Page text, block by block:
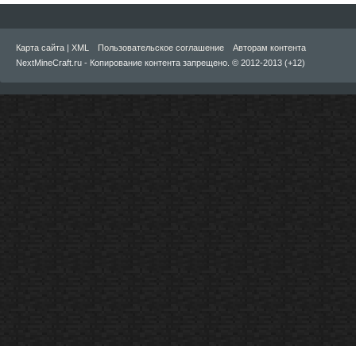
Карта сайта | XML Пользовательское соглашение
Авторам контента
NextMineCraft.ru - Копирование контента запрещено. © 2012-2013 (+12)